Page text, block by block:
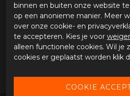
Tijdens onze werkdagen voor
dag verstuurd.
OMSCHRIJVING
SKINNY FIT
binnen en buiten onze website
op een anonieme manier. Meer
over onze cookie- en
te accepteren. Kies je voor
alleen functionele cookies. Wil je
cookies er geplaatst worden klik